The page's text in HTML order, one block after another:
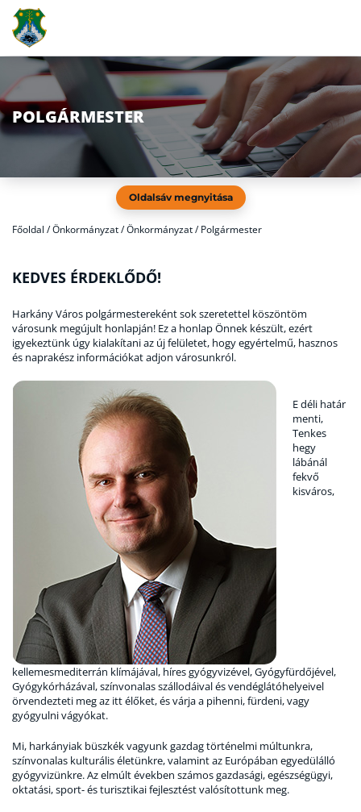
POLGÁRMESTER
Oldalsáv megnyitása
Főoldal /Önkormányzat / Önkormányzat / Polgármester
KEDVES ÉRDEKLŐDŐ!
Harkány Város polgármestereként sok szeretettel köszöntöm
városunk megújult honlapján! Ez a honlap Önnek készült, ezért
igyekeztünk úgy kialakítani az új felületet, hogy egyértelmű, hasznos
és naprakész információkat adjon városunkról.
E déli határ
menti,
Tenkes
hegy
lábánál
fekvő
kisváros,
kellemesmediterrán klímájával, híres gyógyvizével, Gyógyfürdőjével,
Gyógykórházával, színvonalas szállodáival és vendéglátóhelyeivel
örvendezteti meg az itt élőket, és várja a pihenni, fürdeni, vagy
gyógyulni vágyókat.
Mi, harkányiak büszkék vagyunk gazdag történelmi múltunkra,
színvonalas kulturális életünkre, valamint az Európában egyedülálló
gyógyvizünkre. Az elmúlt években számos gazdasági, egészségügyi,
oktatási, sport- és turisztikai fejlesztést valósítottunk meg.